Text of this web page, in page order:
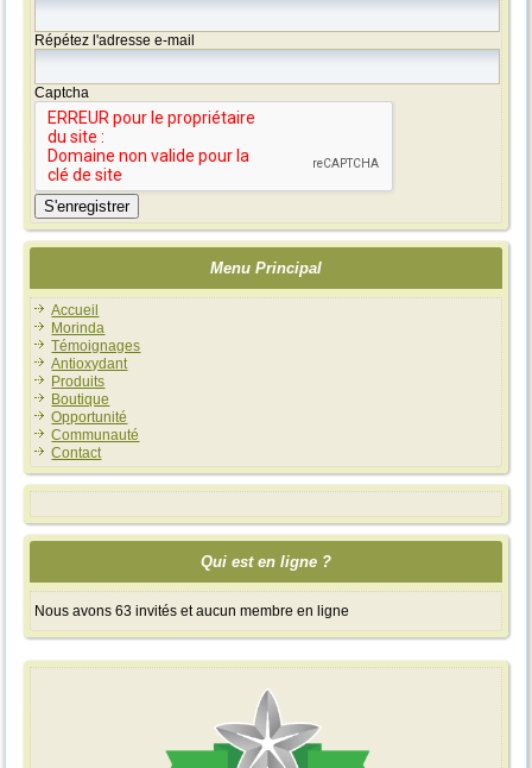
Répétez l'adresse e-mail
Captcha
S'enregistrer
Menu Principal
Accueil
Morinda
Témoignages
Antioxydant
Produits
Boutique
Opportunité
Communauté
Contact
Qui est en ligne ?
Nous avons 63 invités et aucun membre en ligne